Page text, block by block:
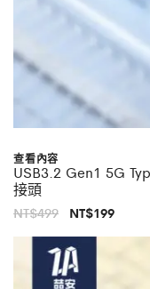
查看內容
USB3.2 Gen1 5G
接頭
NT$499 原
價
格：
NT$499。
NT$199目
價